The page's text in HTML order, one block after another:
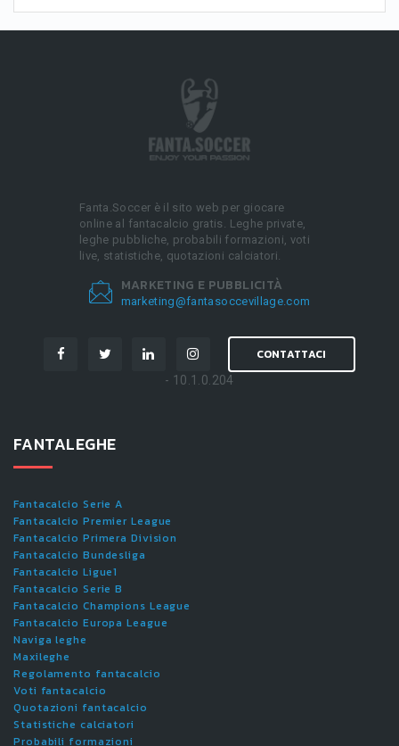
Fanta.Soccer è il sito web per giocare
online al fantacalcio gratis. Leghe private,
leghe pubbliche, probabili formazioni, voti
live, statistiche, quotazioni calciatori.
MARKETING E PUBBLICITÀ
marketing@fantasoccevillage.com
CONTATTACI
- 10.1.0.204
FANTALEGHE
Fantacalcio Serie A
Fantacalcio Premier League
Fantacalcio Primera Division
Fantacalcio Bundesliga
Fantacalcio Ligue1
Fantacalcio Serie B
Fantacalcio Champions League
Fantacalcio Europa League
Naviga leghe
Maxileghe
Regolamento fantacalcio
Voti fantacalcio
Quotazioni fantacalcio
Statistiche calciatori
Probabili formazioni